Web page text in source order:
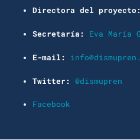
Directora del proyecto:
Secretaría: Eva María
E-mail:
Twitter: @dismupren
Facebook